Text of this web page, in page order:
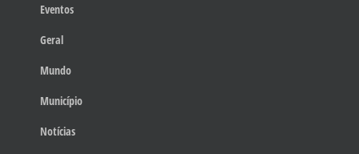
Eventos
Geral
Mundo
Município
Notícias